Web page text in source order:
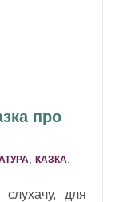
про
КАЗКА
для